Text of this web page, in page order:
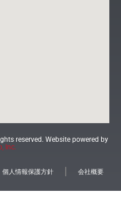
reserved. Website powered by
Inc.
個人情報保護方針 会社概要